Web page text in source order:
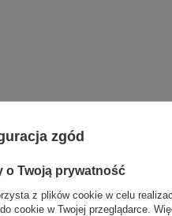
ciepłe światło 3000K
To idealny wybór do
w jadalni.
zgód
o Twoją prywatność
z plików cookie w celu
cookie w Twojej przeglądarce.